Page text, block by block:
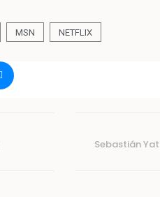
MSN NETFLIX
Sebastián